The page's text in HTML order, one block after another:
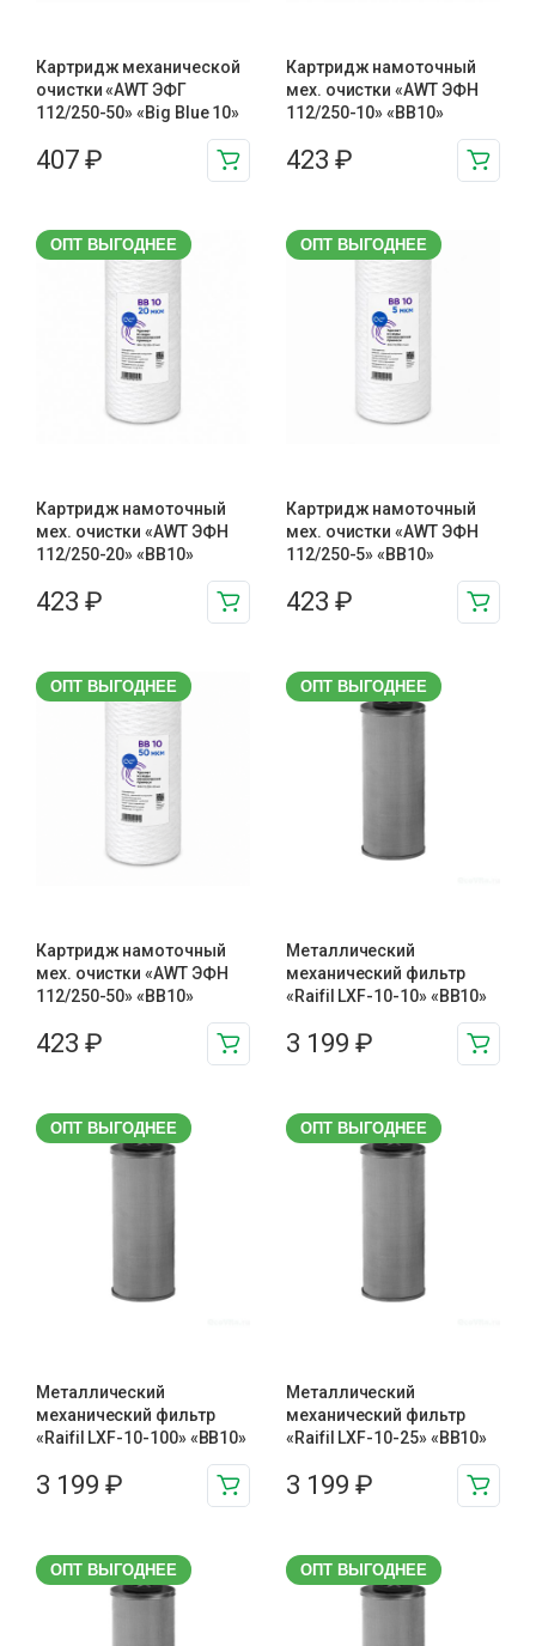
Картридж механической
очистки «AWT ЭФГ
112/250-50» «Big Blue 10»
407 ₽
Картридж намоточный
мех. очистки «AWT ЭФН
112/250-10» «BB10»
423 ₽
ОПТ ВЫГОДНЕЕ
Картридж намоточный
мех. очистки «AWT ЭФН
112/250-20» «BB10»
423 ₽
ОПТ ВЫГОДНЕЕ
Картридж намоточный
мех. очистки «AWT ЭФН
112/250-5» «BB10»
423 ₽
ОПТ ВЫГОДНЕЕ
Картридж намоточный
мех. очистки «AWT ЭФН
112/250-50» «BB10»
423 ₽
ОПТ ВЫГОДНЕЕ
Металлический
механический фильтр
«Raifil LXF-10-10» «BB10»
3 199 ₽
ОПТ ВЫГОДНЕЕ
Металлический
механический фильтр
«Raifil LXF-10-100» «BB10»
3 199 ₽
ОПТ ВЫГОДНЕЕ
Металлический
механический фильтр
«Raifil LXF-10-25» «BB10»
3 199 ₽
ОПТ ВЫГОДНЕЕ ОПТ ВЫГОДНЕЕ